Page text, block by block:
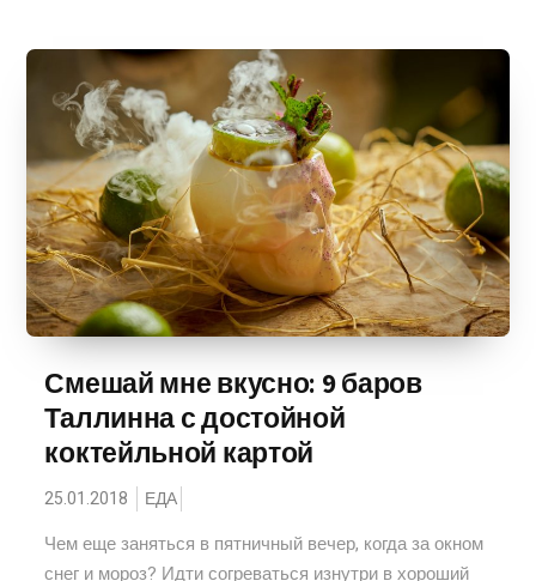
Смешай мне вкусно: 9 баров
Таллинна с достойной
коктейльной картой
25.01.2018 ЕДА
Чем еще заняться в пятничный вечер, когда за окном
снег и мороз? Идти согреваться изнутри в хороший